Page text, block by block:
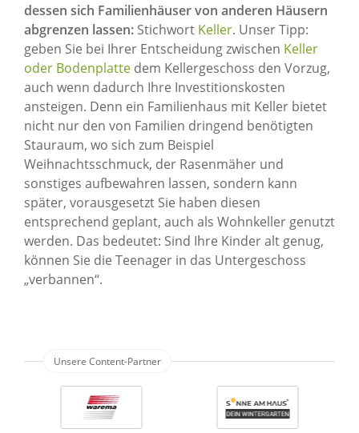
dessen sich Familienhäuser von anderen Häusern
abgrenzen lassen: Stichwort Keller. Unser Tipp:
geben Sie bei Ihrer Entscheidung zwischen Keller
oder Bodenplatte dem Kellergeschoss den Vorzug,
auch wenn dadurch Ihre Investitionskosten
ansteigen. Denn ein Familienhaus mit Keller bietet
nicht nur den von Familien dringend benötigten
Stauraum, wo sich zum Beispiel
Weihnachtsschmuck, der Rasenmäher und
sonstiges aufbewahren lassen, sondern kann
später, vorausgesetzt Sie haben diesen
entsprechend geplant, auch als Wohnkeller genutzt
werden. Das bedeutet: Sind Ihre Kinder alt genug,
können Sie die Teenager in das Untergeschoss
„verbannen“.